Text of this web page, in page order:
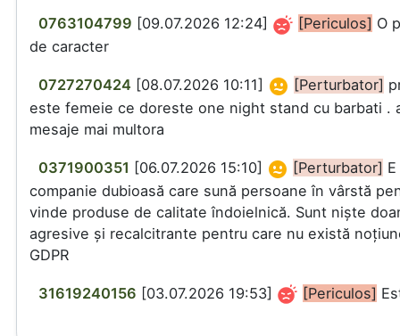
0763104799 [09.07.2026 12:24] [Periculos] O
de caracter
0727270424 [08.07.2026 10:11] [Perturbator]
este femeie ce doreste one night stand cu barbati .
mesaje mai multora
0371900351 [06.07.2026 15:10] [Perturbator]
companie dubioasă care sună persoane în vârstă
vinde produse de calitate îndoielnică. Sunt niște
agresive și recalcitrante pentru care nu există
GDPR
31619240156 [03.07.2026 19:53] [Periculos]